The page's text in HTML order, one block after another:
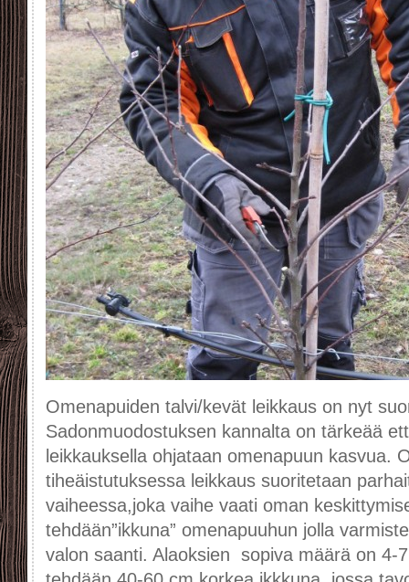
Omenapuiden talvi/kevät leikkaus on nyt
Sadonmuodostuksen kannalta on tärkeää
leikkauksella ohjataan omenapuun kasvua.
tiheäistutuksessa leikkaus suoritetaan
vaiheessa,joka vaihe vaati oman
tehdään”ikkuna” omenapuuhun jolla
valon saanti. Alaoksien sopiva määrä on 4-